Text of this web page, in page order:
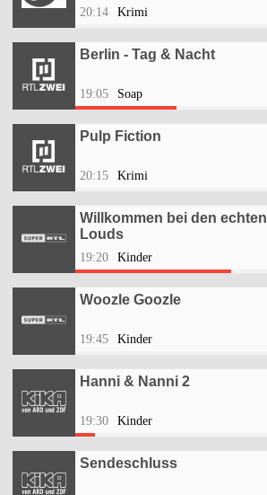
20:14 Krimi
Berlin - Tag & Nacht
19:05 Soap
Pulp Fiction
20:15 Krimi
Willkommen bei den echten
Louds
19:20 Kinder
Woozle Goozle
19:45 Kinder
Hanni & Nanni 2
19:30 Kinder
Sendeschluss